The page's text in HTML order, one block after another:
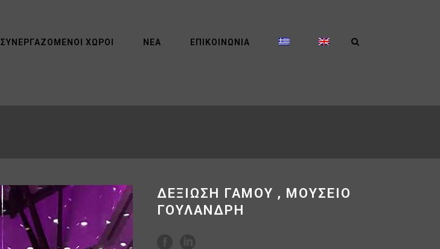
ΣΥΝΕΡΓΑΖΌΜΕΝΟΙ ΧΏΡΟΙ ΝΈΑ ΕΠΙΚΟΙΝΩΝΊΑ
ΔΕΞΙΩΣΗ ΓΑΜΟΥ , ΜΟΥΣΕΙΟ
ΓΟΥΛΑΝΔΡΗ